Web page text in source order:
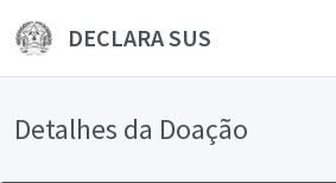
DECLARA SUS
Detalhes da Doação